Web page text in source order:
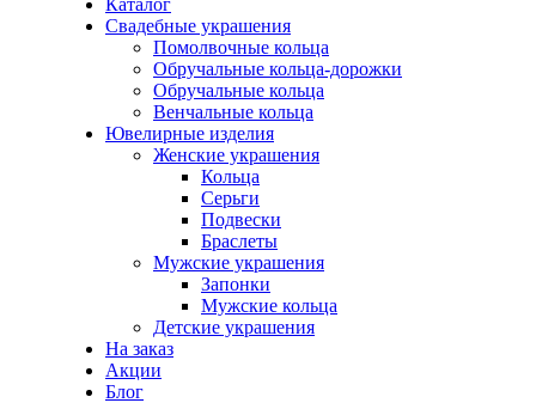
Каталог
Свадебные украшения
Помолвочные кольца
Обручальные кольца-дорожки
Обручальные кольца
Венчальные кольца
Ювелирные изделия
Женские украшения
Кольца
Серьги
Подвески
Браслеты
Мужские украшения
Запонки
Мужские кольца
Детские украшения
На заказ
Акции
Блог